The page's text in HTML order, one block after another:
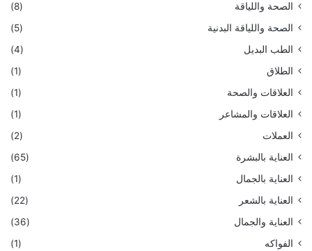
الصحة واللياقة
(8)
الصحة واللياقة البدنية
(5)
الطب البديل
(4)
الطلاق
(1)
العلاقات والصحة
(1)
العلاقات والمشاعر
(1)
العملات
(2)
العناية بالبشرة
(65)
العناية بالجمال
(1)
العناية بالشعر
(22)
العناية والجمال
(36)
الفواكه
(1)